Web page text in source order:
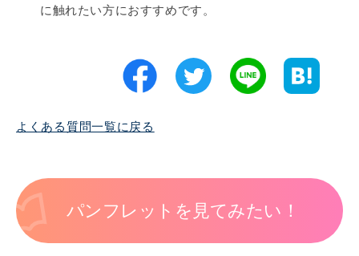
に触れたい方におすすめです。
よくある質問一覧に戻る
パンフレットを見てみたい！